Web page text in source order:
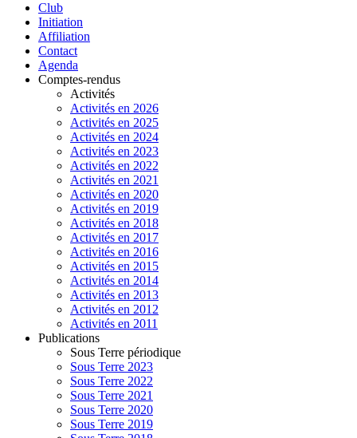
Club
Initiation
Affiliation
Contact
Agenda
Comptes-rendus
Activités
Activités en 2026
Activités en 2025
Activités en 2024
Activités en 2023
Activités en 2022
Activités en 2021
Activités en 2020
Activités en 2019
Activités en 2018
Activités en 2017
Activités en 2016
Activités en 2015
Activités en 2014
Activités en 2013
Activités en 2012
Activités en 2011
Publications
Sous Terre périodique
Sous Terre 2023
Sous Terre 2022
Sous Terre 2021
Sous Terre 2020
Sous Terre 2019